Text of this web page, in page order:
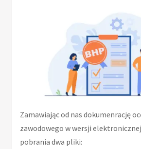
Zamawiając od nas dokumenrację
zawodowego w wersji
pobrania dwa pliki: